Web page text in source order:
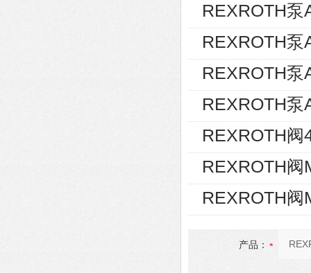
REXROTH
REXROTH
REXROTH
REXROTH泵
REXROTH
REXROTH阀
REXROTH阀
产品：